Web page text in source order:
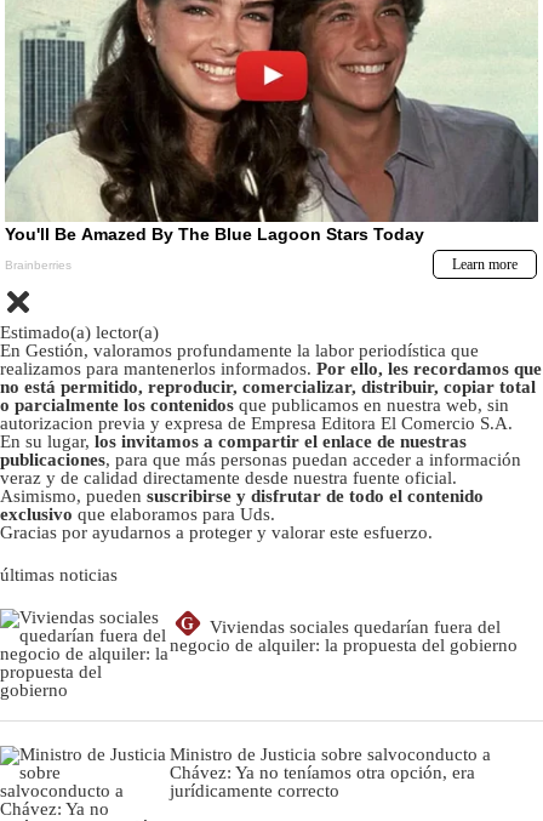
Estimado(a) lector(a)
En Gestión, valoramos profundamente la labor periodística que
realizamos para mantenerlos informados. Por ello, les recordamos que
no está permitido, reproducir, comercializar, distribuir, copiar total
o parcialmente los contenidos que publicamos en nuestra web, sin
autorizacion previa y expresa de Empresa Editora El Comercio S.A.
En su lugar, los invitamos a compartir el enlace de nuestras
publicaciones, para que más personas puedan acceder a información
veraz y de calidad directamente desde nuestra fuente oficial.
Asimismo, pueden suscribirse y disfrutar de todo el contenido
exclusivo que elaboramos para Uds.
Gracias por ayudarnos a proteger y valorar este esfuerzo.
últimas noticias
G
Viviendas sociales quedarían fuera del
negocio de alquiler: la propuesta del gobierno
Ministro de Justicia sobre salvoconducto a
Chávez: Ya no teníamos otra opción, era
jurídicamente correcto